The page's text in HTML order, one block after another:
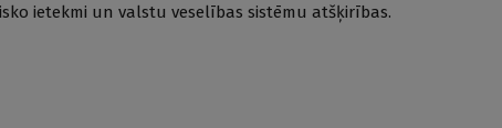
ietekmi un valstu veselības sistēmu atšķirības.